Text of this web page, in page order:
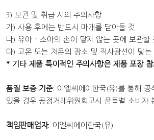
3) 보관 및 취급 시의 주의사항
가) 사용 후에는 반드시 마개를 닫아둘 것
나) 유아ㆍ소아의 손이 닿지 않는 곳에 보관할
다) 고온 또는 저온의 장소 및 직사광선이 닿
* 기타 제품 특이적인 주의사항은 제품 포장
품질 보증 기준: 이엘씨에이한국(유)를 통해
있을 경우 공정거래위원회고시 품목별 소비
책임판매업자: 이엘씨에이한국(유)